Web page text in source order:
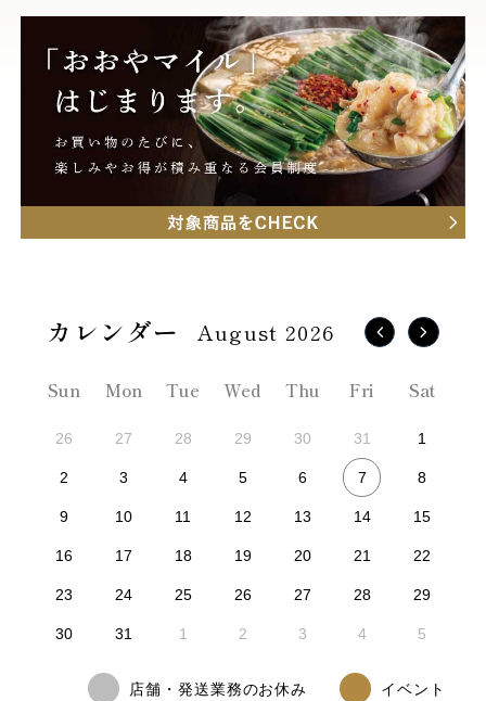
August 2026
Sun Mon Tue Wed Thu Fri Sat
26 27 28 29 30 31 1
2 3 4 5 6 7 8
9 10 11 12 13 14 15
16 17 18 19 20 21 22
23 24 25 26 27 28 29
30 31 1 2 3 4 5
店舗・発送業務のお休み イベント